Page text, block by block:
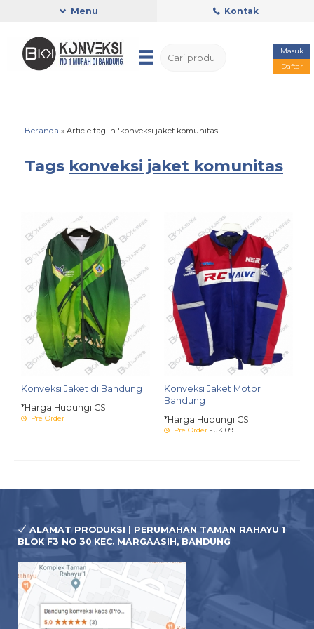
Menu Kontak
Masuk
Daftar
Beranda » Article tag in 'konveksi jaket komunitas'
Tags konveksi jaket komunitas
Konveksi Jaket di Bandung
*Harga Hubungi CS
Pre Order
Konveksi Jaket Motor
Bandung
*Harga Hubungi CS
Pre Order - JK 09
ALAMAT PRODUKSI | PERUMAHAN TAMAN RAHAYU 1
BLOK F3 NO 30 KEC. MARGAASIH, BANDUNG